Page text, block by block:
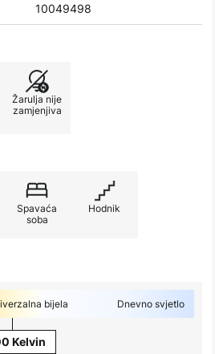
10049498
Žarulja nije
zamjenjiva
Spavaća
soba
Hodnik
bijela Dnevno svjetlo
Kelvin